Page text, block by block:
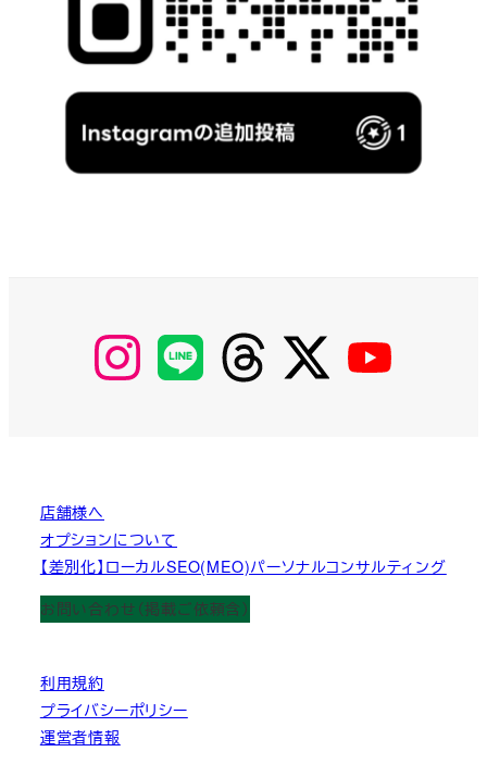
【Instagram】
MyKOBAKO
【LINE】 【threads】 【Twitter】
店舗様へ
オプションについて
【差別化】ローカルSEO(MEO)パーソナルコンサルティング
お問い合わせ（掲載ご依頼含）
利用規約
プライバシーポリシー
運営者情報